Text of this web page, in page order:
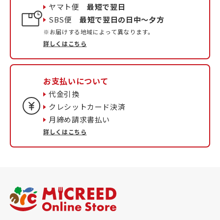
ヤマト便最短で翌日
SBS便最短で翌日の日中〜夕方
※お届けする地域によって異なります。
詳しくはこちら
お支払いについて
代金引換
クレシットカード決済
月締め請求書払い
詳しくはこちら